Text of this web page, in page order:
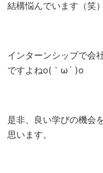
結構悩んでいます（笑）
インターンシップで会
ですよねo(｀ω´ )o
是非、良い学びの機会
思います。